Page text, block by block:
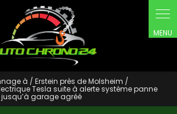
à / Erstein près de Molsheim /
Tesla suite à alerte système panne
garage agréé
cookies